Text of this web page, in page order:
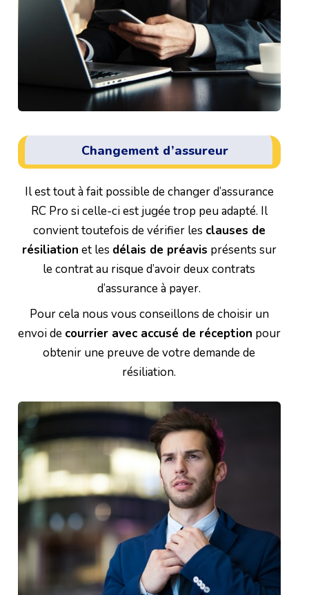
Changement d’assureur
Il est tout à fait possible de changer d’assurance
RC Pro si celle-ci est jugée trop peu adapté. Il
convient toutefois de vérifier les clauses de
résiliation et les délais de préavis présents sur
le contrat au risque d’avoir deux contrats
d’assurance à payer.
Pour cela nous vous conseillons de choisir un
envoi de courrier avec accusé de réception pour
obtenir une preuve de votre demande de
résiliation.